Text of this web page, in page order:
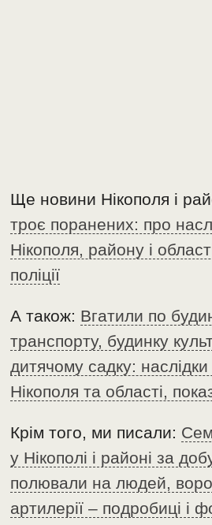
Ще новини Нікополя і
троє поранених: про
Нікополя, району і
поліції
А також: Вгатили по
транспорту, будинку
дитячому садку: наслідки
Нікополя та області,
Крім того, ми писали:
у Нікополі і районі за
полювали на людей,
артилерії – подробиці і